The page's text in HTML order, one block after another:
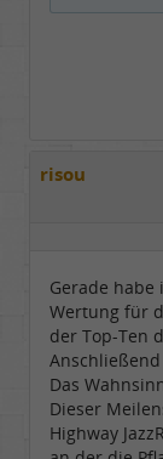
risou
Gerade habe
Wertung für
der Top-Ten
Das
Dieser
Highway